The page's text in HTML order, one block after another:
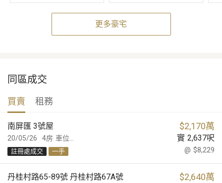
更多豪宅
同區成交
買賣 租務
20/05/26
南屏匯 3號屋 $2,170萬
車位... 實 2,637呎
4房
@ $8,229
註冊處成交 一手
丹桂村路65-89號 丹桂村路67A號 $2,640萬